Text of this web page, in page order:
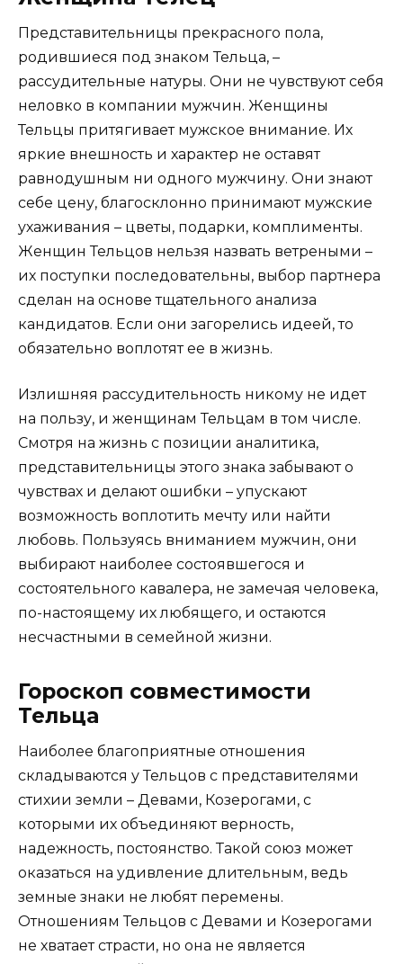
Представительницы прекрасного пола,
родившиеся под знаком Тельца, –
рассудительные натуры. Они не чувствуют себя
неловко в компании мужчин. Женщины
Тельцы притягивает мужское внимание. Их
яркие внешность и характер не оставят
равнодушным ни одного мужчину. Они знают
себе цену, благосклонно принимают мужские
ухаживания – цветы, подарки, комплименты.
Женщин Тельцов нельзя назвать ветреными –
их поступки последовательны, выбор партнера
сделан на основе тщательного анализа
кандидатов. Если они загорелись идеей, то
обязательно воплотят ее в жизнь.
Излишняя рассудительность никому не идет
на пользу, и женщинам Тельцам в том числе.
Смотря на жизнь с позиции аналитика,
представительницы этого знака забывают о
чувствах и делают ошибки – упускают
возможность воплотить мечту или найти
любовь. Пользуясь вниманием мужчин, они
выбирают наиболее состоявшегося и
состоятельного кавалера, не замечая человека,
по-настоящему их любящего, и остаются
несчастными в семейной жизни.
Гороскоп совместимости
Тельца
Наиболее благоприятные отношения
складываются у Тельцов с представителями
стихии земли – Девами, Козерогами, с
которыми их объединяют верность,
надежность, постоянство. Такой союз может
оказаться на удивление длительным, ведь
земные знаки не любят перемены.
Отношениям Тельцов с Девами и Козерогами
не хватает страсти, но она не является